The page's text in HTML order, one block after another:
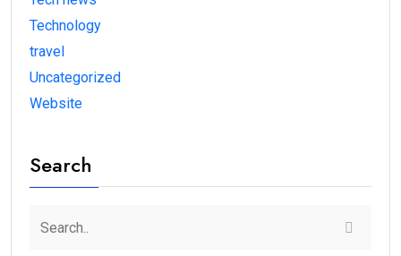
Technology
travel
Uncategorized
Website
Search